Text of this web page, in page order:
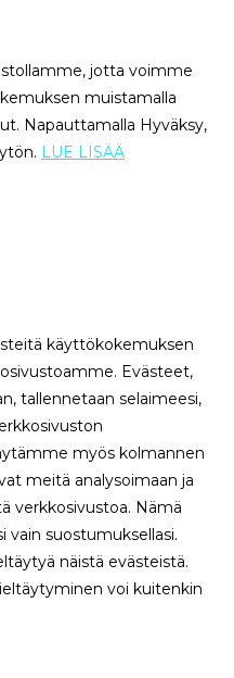
jotta voimme
muistamalla
Napauttamalla Hyväksy,
LUE LISÄÄ
käyttökokemuksen
Evästeet,
tallennetaan selaimeesi,
myös kolmannen
meitä analysoimaan ja
verkkosivustoa. Nämä
vain suostumuksellasi.
näistä evästeistä.
voi kuitenkin